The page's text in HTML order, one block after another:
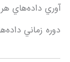
آوري داده‌هاي
دوره زماني